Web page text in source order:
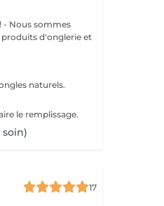
produits d'onglerie et
naturels.
le remplissage.
soin)
17